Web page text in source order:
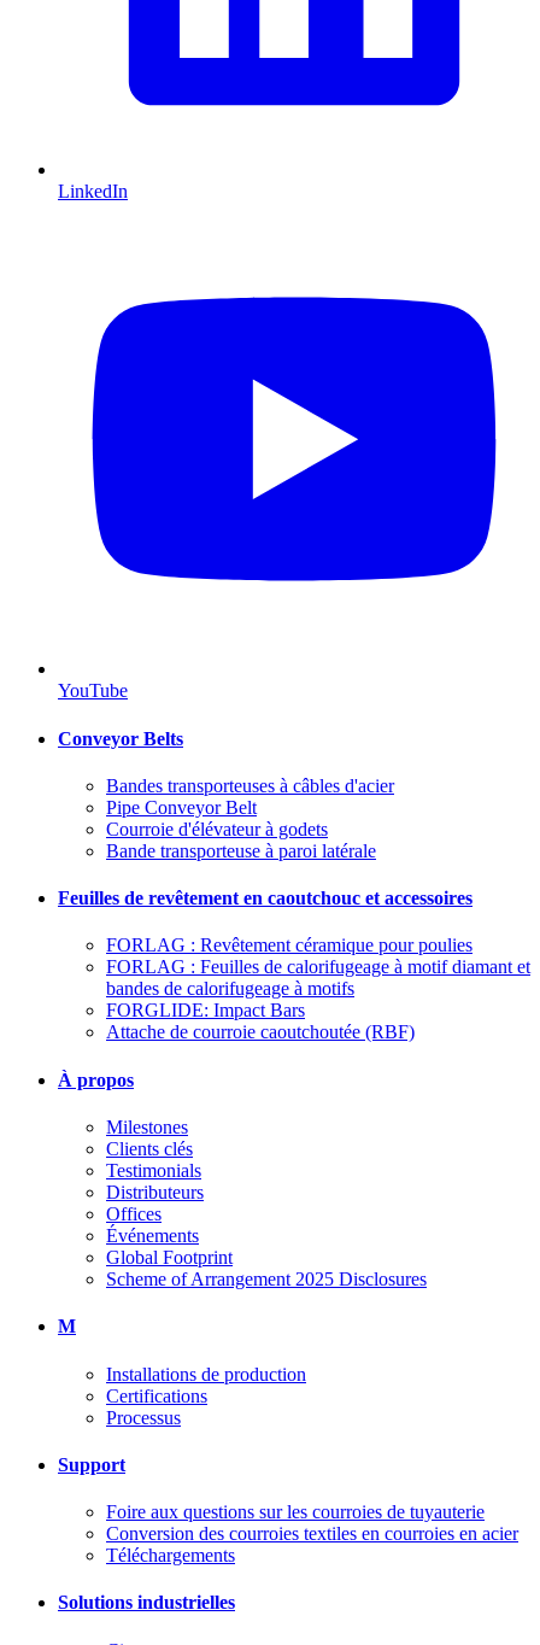
LinkedIn
YouTube
Conveyor Belts
Bandes transporteuses à câbles d'acier
Pipe Conveyor Belt
Courroie d'élévateur à godets
Bande transporteuse à paroi latérale
Feuilles de revêtement en caoutchouc et accessoires
FORLAG : Revêtement céramique pour poulies
FORLAG : Feuilles de calorifugeage à motif diamant et
bandes de calorifugeage à motifs
FORGLIDE: Impact Bars
Attache de courroie caoutchoutée (RBF)
À propos
Milestones
Clients clés
Testimonials
Distributeurs
Offices
Événements
Global Footprint
Scheme of Arrangement 2025 Disclosures
M
Installations de production
Certifications
Processus
Support
Foire aux questions sur les courroies de tuyauterie
Conversion des courroies textiles en courroies en acier
Téléchargements
Solutions industrielles